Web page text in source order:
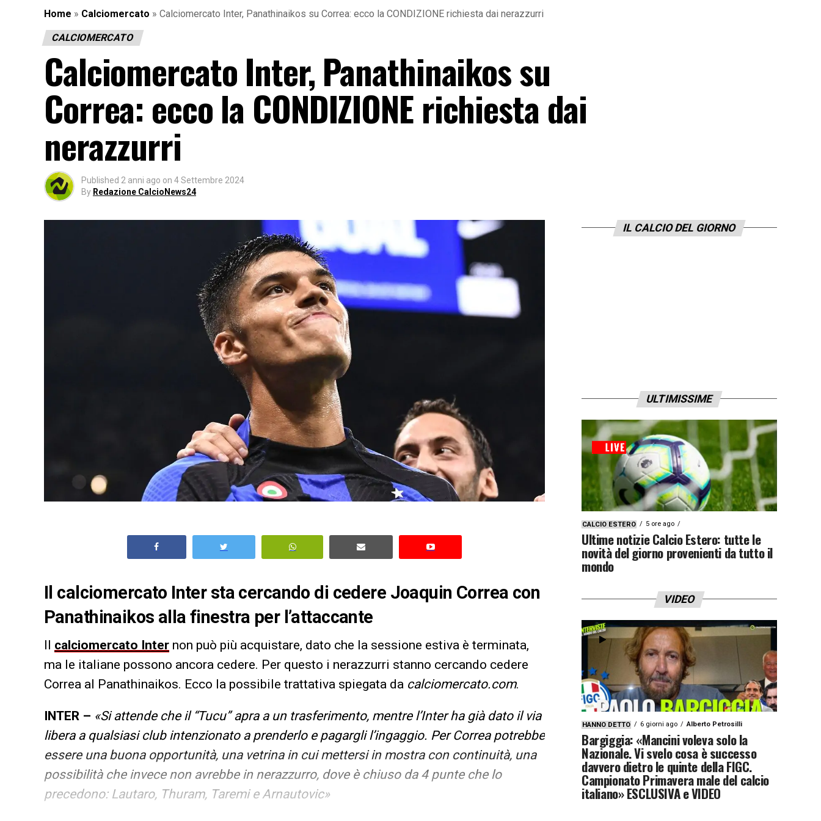
Home » Calciomercato » Calciomercato Inter, Panathinaikos su Correa: ecco la CONDIZIONE richiesta dai nerazzurri
CALCIOMERCATO
Calciomercato Inter, Panathinaikos su
Correa: ecco la CONDIZIONE richiesta dai
nerazzurri
Published 2 anni ago on 4 Settembre 2024
By Redazione CalcioNews24
Il calciomercato Inter sta cercando di cedere Joaquin Correa con
Panathinaikos alla finestra per l’attaccante
Il calciomercato Inter non può più acquistare, dato che la sessione estiva è terminata,
ma le italiane possono ancora cedere. Per questo i nerazzurri stanno cercando cedere
Correa al Panathinaikos. Ecco la possibile trattativa spiegata da calciomercato.com.
INTER – «Si attende che il “Tucu” apra a un trasferimento, mentre l’Inter ha già dato il via
libera a qualsiasi club intenzionato a prenderlo e pagargli l’ingaggio. Per Correa potrebbe
essere una buona opportunità, una vetrina in cui mettersi in mostra con continuità, una
possibilità che invece non avrebbe in nerazzurro, dove è chiuso da 4 punte che lo
precedono: Lautaro, Thuram, Taremi e Arnautovic»
IL CALCIO DEL GIORNO
ULTIMISSIME
CALCIO ESTERO 5 ore ago
Ultime notizie Calcio Estero: tutte le
novità del giorno provenienti da tutto il
mondo
VIDEO
HANNO DETTO 6 giorni ago Alberto Petrosilli
Bargiggia: «Mancini voleva solo la
Nazionale. Vi svelo cosa è successo
davvero dietro le quinte della FIGC.
Campionato Primavera male del calcio
italiano» ESCLUSIVA e VIDEO